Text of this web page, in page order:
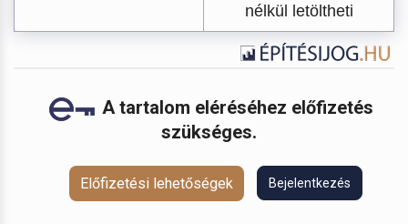
nélkül letöltheti
A tartalom eléréséhez előfizetés
szükséges.
Előfizetési lehetőségek Bejelentkezés